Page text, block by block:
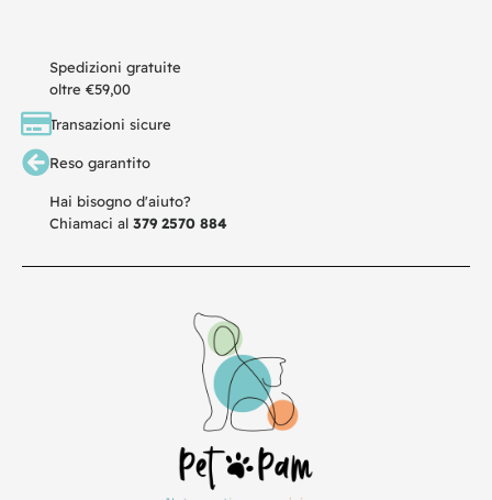
Spedizioni gratuite
oltre €59,00
Transazioni sicure
Reso garantito
Hai bisogno d'aiuto?
Chiamaci al 379 2570 884